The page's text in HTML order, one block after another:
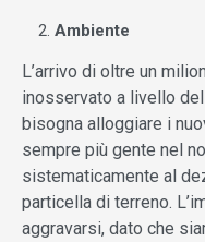
Ambiente
L’arrivo di oltre un
inosservato a livello
bisogna alloggiare i
sempre più gente nel
sistematicamente al
particella di terreno.
aggravarsi, dato che